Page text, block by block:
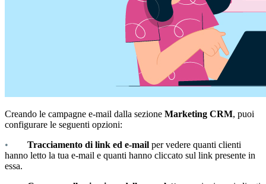
Creando le campagne e-mail dalla sezione Marketing CRM, puoi
configurare le seguenti opzioni:
• Tracciamento di link ed e-mail per vedere quanti clienti
hanno letto la tua e-mail e quanti hanno cliccato sul link presente in
essa.